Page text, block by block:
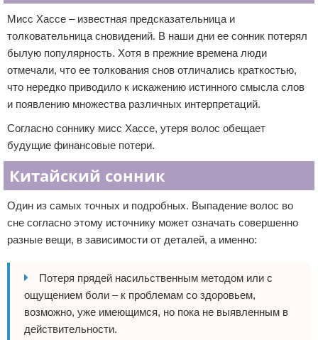
Мисс Хассе – известная предсказательница и
толковательница сновидений. В наши дни ее сонник потерял
былую популярность. Хотя в прежние времена люди
отмечали, что ее толкования снов отличались краткостью,
что нередко приводило к искажению истинного смысла слов
и появлению множества различных интерпретаций.
Согласно соннику мисс Хассе, утеря волос обещает
будущие финансовые потери.
Китайский сонник
Один из самых точных и подробных. Выпадение волос во
сне согласно этому источнику может означать совершенно
разные вещи, в зависимости от деталей, а именно:
Потеря прядей насильственным методом или с
ощущением боли – к проблемам со здоровьем,
возможно, уже имеющимся, но пока не выявленным в
действительности.